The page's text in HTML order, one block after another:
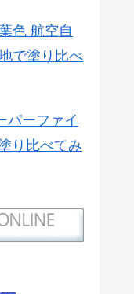
色 航空自
で塗り比べ
パーファイ
り比べてみ